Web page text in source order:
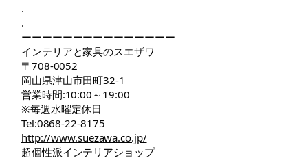
.
.
ーーーーーーーーーーーーーーー
インテリアと家具のスエザワ
〒708-0052
岡山県津山市田町32-1
営業時間:10:00～19:00
※毎週水曜定休日
Tel:0868-22-8175
http://www.suezawa.co.jp/
超個性派インテリアショップ